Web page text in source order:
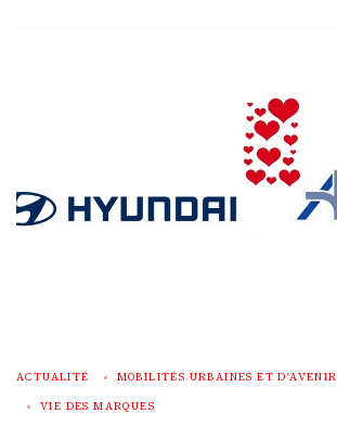
ACTUALITÉ MOBILITÉS URBAINES ET D'AVENIR
VIE DES MARQUES